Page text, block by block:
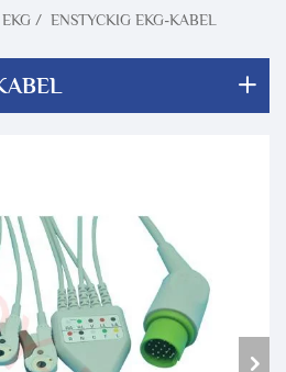
EKG / ENSTYCKIG EKG-KABEL